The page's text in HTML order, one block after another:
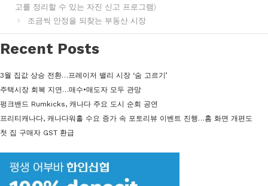
리
고를 정리할 수 있는 자진 신고 프로그램)
조금씩 안정을 되찾는 부동산 시장
Recent Posts
3월 집값 상승 전환…프레이저 밸리 시장 ‘숨 고르기’
주택시장 회복 지연…매수•매도자 모두 관망
펑크밴드 Rumkicks, 캐나다 주요 도시 순회 공연
프리티캐나다, 캐나다워홀 수요 증가 속 포토리뷰 이벤트 진행…홈 화면 개편도
첫 집 구매자 GST 환급